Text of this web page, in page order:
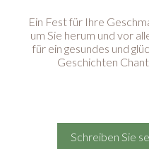
Ein Fest für Ihre
um Sie herum und vor
für ein gesundes und
Geschichten
Schreiben Sie